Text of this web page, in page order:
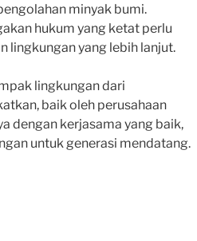
minyak bumi.
hukum yang ketat perlu
lingkungan yang lebih lanjut.
lingkungan dari
baik oleh perusahaan
dengan kerjasama yang baik,
untuk generasi mendatang.